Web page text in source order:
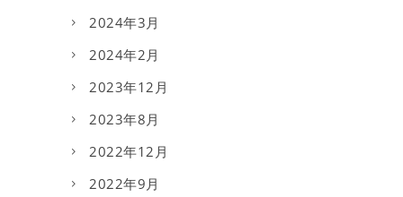
2024年3月
2024年2月
2023年12月
2023年8月
2022年12月
2022年9月